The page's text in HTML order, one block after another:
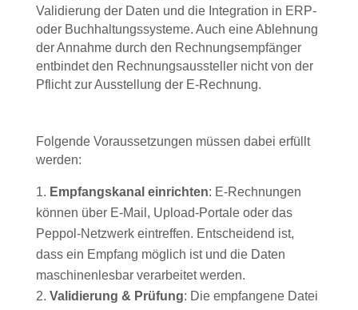
Validierung der Daten und die Integration in ERP-
oder Buchhaltungssysteme. Auch eine Ablehnung
der Annahme durch den Rechnungsempfänger
entbindet den Rechnungsaussteller nicht von der
Pflicht zur Ausstellung der E-Rechnung.
Folgende Voraussetzungen müssen dabei erfüllt
werden:
Empfangskanal einrichten: E-Rechnungen
können über E-Mail, Upload-Portale oder das
Peppol-Netzwerk eintreffen. Entscheidend ist,
dass ein Empfang möglich ist und die Daten
maschinenlesbar verarbeitet werden.
Validierung & Prüfung: Die empfangene Datei